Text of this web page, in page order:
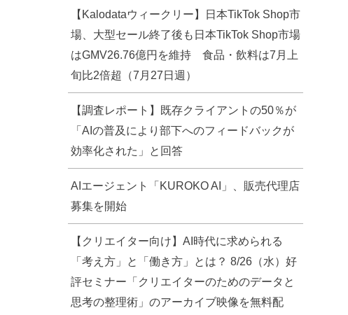
【Kalodataウィークリー】日本TikTok Shop市
場、大型セール終了後も日本TikTok Shop市場
はGMV26.76億円を維持 食品・飲料は7月上
旬比2倍超（7月27日週）
【調査レポート】既存クライアントの50％が
「AIの普及により部下へのフィードバックが
効率化された」と回答
AIエージェント「KUROKO AI」、販売代理店
募集を開始
【クリエイター向け】AI時代に求められる
「考え方」と「働き方」とは？ 8/26（水）好
評セミナー「クリエイターのためのデータと
思考の整理術」のアーカイブ映像を無料配